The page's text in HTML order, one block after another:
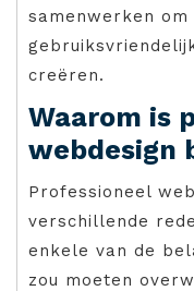
samenwerken
creëren.
Waarom is
webdesign
Professioneel
verschillende
enkele van de
zou moeten